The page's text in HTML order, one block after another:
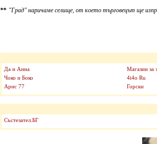
** "Град" наричаме селище, от което търговецът ще
Да и Анна
Чоко и Боко
Арис 77
Магазин за
4i4o Ru
Горски
Състезател.БГ